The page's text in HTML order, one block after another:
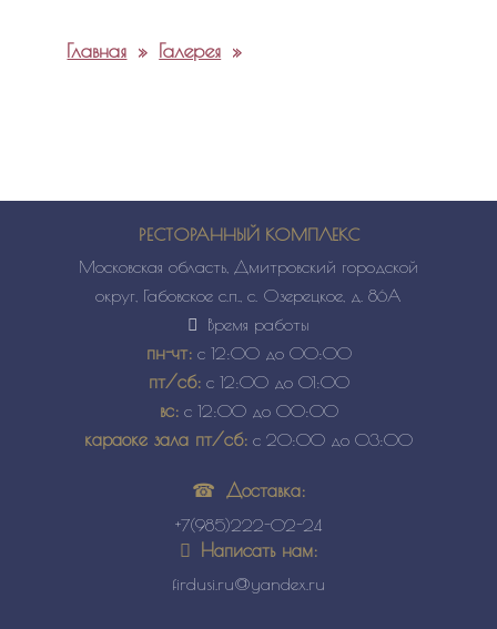
Главная » Галерея »
РЕСТОРАННЫЙ КОМПЛЕКС
Московская область, Дмитровский городской
округ, Габовское с.п., с. Озерецкое, д. 86А
Время работы
пн-чт:с 12:00 до 00:00
пт/сб:с 12:00 до 01:00
вс:с 12:00 до 00:00
караоке зала пт/сб: с 20:00 до 03:00
Доставка:
+7(985)222-02-24
Написать нам:
firdusi.ru@yandex.ru